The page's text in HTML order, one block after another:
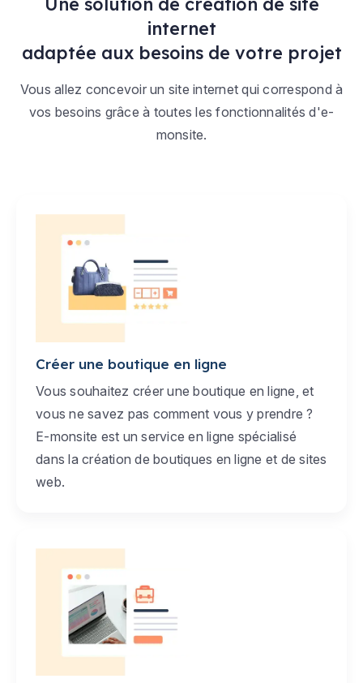
internet
adaptée aux besoins de votre projet
Vous allez concevoir un site internet qui correspond à
vos besoins grâce à toutes les fonctionnalités d'e-
monsite.
Créer une boutique en ligne
Vous souhaitez créer une boutique en ligne, et
vous ne savez pas comment vous y prendre ?
E-monsite est un service en ligne spécialisé
dans la création de boutiques en ligne et de sites
web.